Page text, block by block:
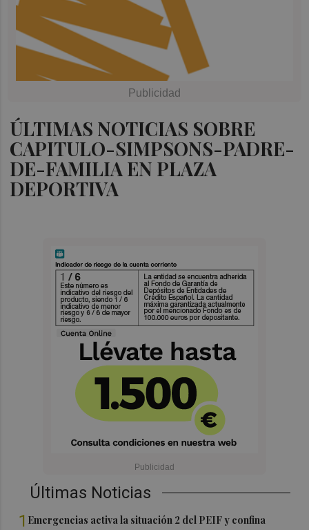
ÚLTIMAS NOTICIAS SOBRE
CAPITULO-SIMPSONS-PADRE-
DE-FAMILIA EN PLAZA
DEPORTIVA
Últimas Noticias
1 Emergencias activa la situación 2 del PEIF y confina